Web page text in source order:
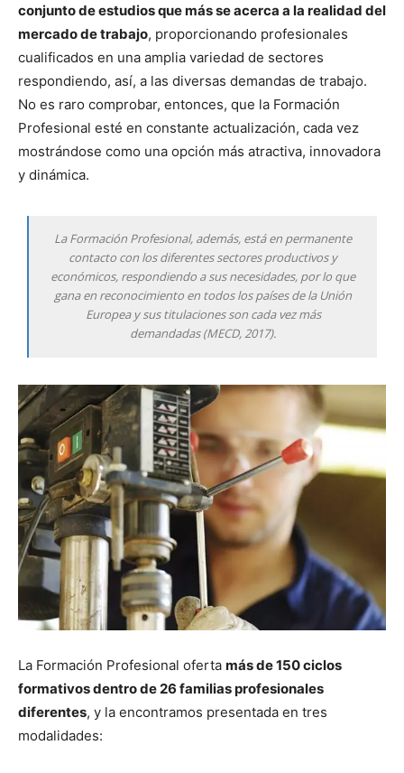
conjunto de estudios que más se acerca a la realidad del
mercado de trabajo, proporcionando profesionales
cualificados en una amplia variedad de sectores
respondiendo, así, a las diversas demandas de trabajo.
No es raro comprobar, entonces, que la Formación
Profesional esté en constante actualización, cada vez
mostrándose como una opción más atractiva, innovadora
y dinámica.
La Formación Profesional, además, está en permanente
contacto con los diferentes sectores productivos y
económicos, respondiendo a sus necesidades, por lo que
gana en reconocimiento en todos los países de la Unión
Europea y sus titulaciones son cada vez más
demandadas (MECD, 2017).
La Formación Profesional oferta más de 150 ciclos
formativos dentro de 26 familias profesionales
diferentes, y la encontramos presentada en tres
modalidades: